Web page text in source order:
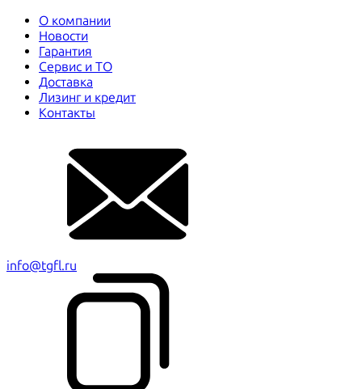
О компании
Новости
Гарантия
Сервис и ТО
Доставка
Лизинг и кредит
Контакты
info@tgfl.ru